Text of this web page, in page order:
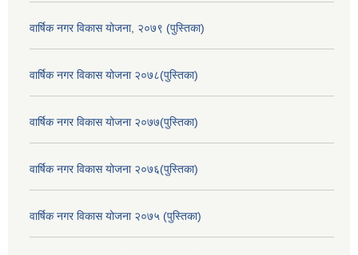
वार्षिक नगर विकास योजना, २०७९ (पुस्तिका)
वार्षिक नगर विकास योजना २०७८(पुस्तिका)
वार्षिक नगर विकास योजना २०७७(पुस्तिका)
वार्षिक नगर विकास योजना २०७६(पुस्तिका)
वार्षिक नगर विकास योजना २०७५ (पुस्तिका)